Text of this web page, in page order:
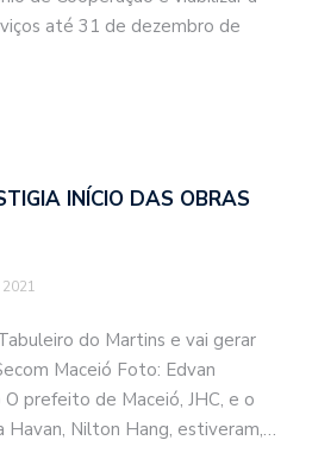
até 31 de dezembro de
INÍCIO DAS OBRAS
do Martins e vai gerar
Maceió Foto: Edvan
prefeito de Maceió, JHC, e o
Havan, Nilton Hang, estiveram,…